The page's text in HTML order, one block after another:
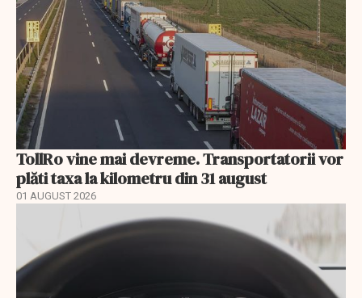
TollRo vine mai devreme. Transportatorii vor
plăti taxa la kilometru din 31 august
01 AUGUST 2026